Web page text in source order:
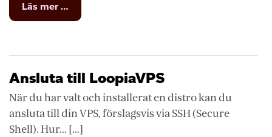
Läs mer …
Mac
in
e-
postserver
(SMTP)
Ansluta till LoopiaVPS
När du har valt och installerat en distro kan du
ansluta till din VPS, förslagsvis via SSH (Secure
Shell). Hur... [...]